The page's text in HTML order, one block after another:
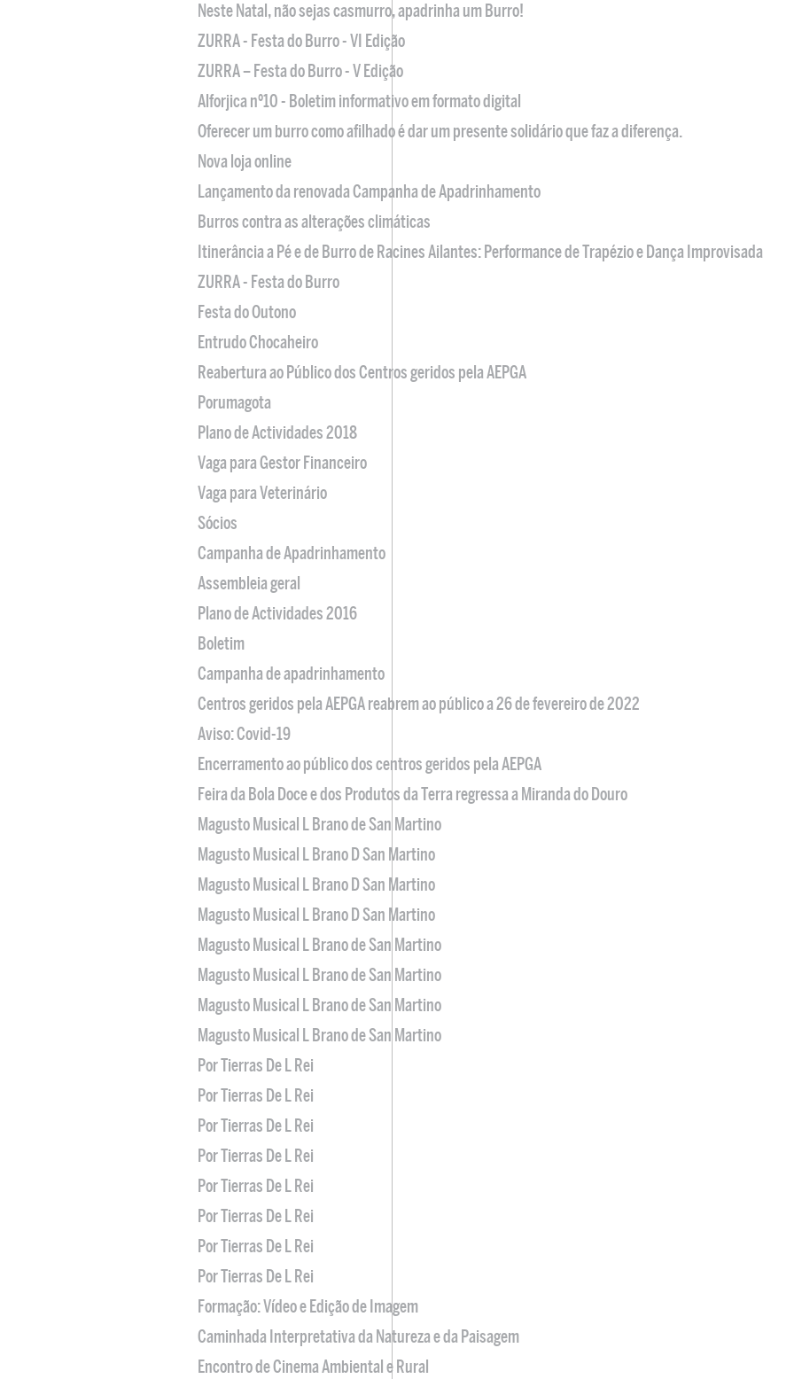
Neste Natal, não sejas casmurro, apadrinha um Burro!
ZURRA - Festa do Burro - VI Edição
ZURRA – Festa do Burro - V Edição
Alforjica nº10 - Boletim informativo em formato digital
Oferecer um burro como afilhado é dar um presente solidário que faz a diferença.
Nova loja online
Lançamento da renovada Campanha de Apadrinhamento
Burros contra as alterações climáticas
Itinerância a Pé e de Burro de Racines Ailantes: Performance de Trapézio e Dança Improvisada
ZURRA - Festa do Burro
Festa do Outono
Entrudo Chocaheiro
Reabertura ao Público dos Centros geridos pela AEPGA
Porumagota
Plano de Actividades 2018
Vaga para Gestor Financeiro
Vaga para Veterinário
Sócios
Campanha de Apadrinhamento
Assembleia geral
Plano de Actividades 2016
Boletim
Campanha de apadrinhamento
Centros geridos pela AEPGA reabrem ao público a 26 de fevereiro de 2022
Aviso: Covid-19
Encerramento ao público dos centros geridos pela AEPGA
Feira da Bola Doce e dos Produtos da Terra regressa a Miranda do Douro
Magusto Musical L Brano de San Martino
Magusto Musical L Brano D San Martino
Magusto Musical L Brano D San Martino
Magusto Musical L Brano D San Martino
Magusto Musical L Brano de San Martino
Magusto Musical L Brano de San Martino
Magusto Musical L Brano de San Martino
Magusto Musical L Brano de San Martino
Por Tierras De L Rei
Por Tierras De L Rei
Por Tierras De L Rei
Por Tierras De L Rei
Por Tierras De L Rei
Por Tierras De L Rei
Por Tierras De L Rei
Por Tierras De L Rei
Formação: Vídeo e Edição de Imagem
Caminhada Interpretativa da Natureza e da Paisagem
Encontro de Cinema Ambiental e Rural